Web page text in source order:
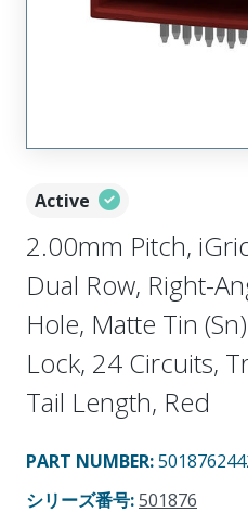
Active
2.00mm Pitch,
Dual Row, Right-
Hole, Matte Tin
Lock, 24 Circuits,
Tail Length, Red
PART NUMBER:
シリーズ番号:501876